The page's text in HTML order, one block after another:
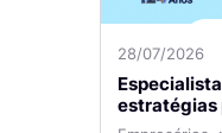
28/07/2026
estratégias
tráfego